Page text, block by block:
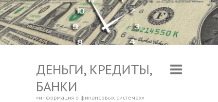
ДЕНЬГИ, КРЕДИТЫ,
БАНКИ
«информация о финансовых системах»